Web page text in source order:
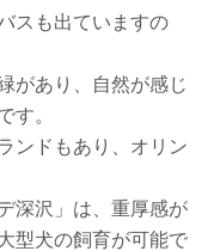
スも出ていますの
があり、自然が感じ
す。
ンドもあり、オリン
深沢」は、重厚感が
型犬の飼育が可能で